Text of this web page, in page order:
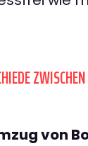
von